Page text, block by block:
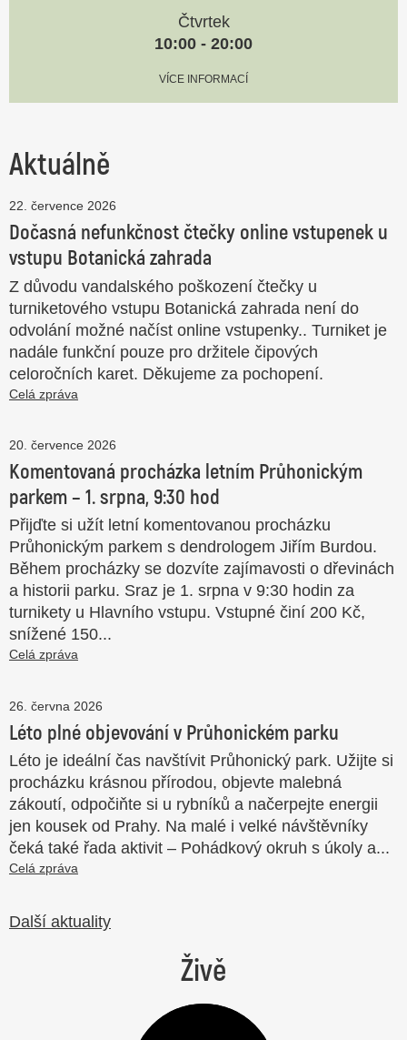
Čtvrtek
10:00 - 20:00
VÍCE INFORMACÍ
Aktuálně
22. července 2026
Dočasná nefunkčnost čtečky online vstupenek u
vstupu Botanická zahrada
Z důvodu vandalského poškození čtečky u
turniketového vstupu Botanická zahrada není do
odvolání možné načíst online vstupenky.. Turniket je
nadále funkční pouze pro držitele čipových
celoročních karet. Děkujeme za pochopení.
Celá zpráva
20. července 2026
Komentovaná procházka letním Průhonickým
parkem – 1. srpna, 9:30 hod
Přijďte si užít letní komentovanou procházku
Průhonickým parkem s dendrologem Jiřím Burdou.
Během procházky se dozvíte zajímavosti o dřevinách
a historii parku. Sraz je 1. srpna v 9:30 hodin za
turnikety u Hlavního vstupu. Vstupné činí 200 Kč,
snížené 150...
Celá zpráva
26. června 2026
Léto plné objevování v Průhonickém parku
Léto je ideální čas navštívit Průhonický park. Užijte si
procházku krásnou přírodou, objevte malebná
zákoutí, odpočiňte si u rybníků a načerpejte energii
jen kousek od Prahy. Na malé i velké návštěvníky
čeká také řada aktivit – Pohádkový okruh s úkoly a...
Celá zpráva
Další aktuality
Živě